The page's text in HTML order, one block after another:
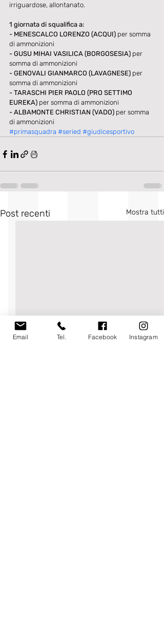
irriguardose, allontanato.
1 giornata di squalifica a:
- MENESCALCO LORENZO (ACQUI) per somma
di ammonizioni
- GUSU MIHAI VASILICA (BORGOSESIA) per
somma di ammonizioni
- GENOVALI GIANMARCO (LAVAGNESE) per
somma di ammonizioni
- TARASCHI PIER PAOLO (PRO SETTIMO
EUREKA) per somma di ammonizioni
- ALBAMONTE CHRISTIAN (VADO) per somma
di ammonizioni
#primasquadra #seried #giudicesportivo
Post recenti Mostra tutti
Email Tel. Facebook Instagram